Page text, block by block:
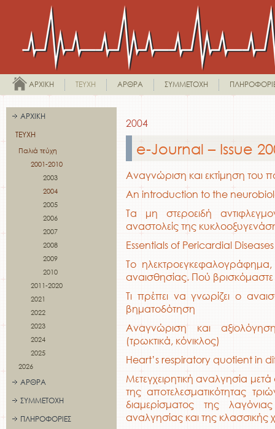
ΑΡΧΙΚΉ ΤΕΎΧΗ ΆΡΘΡΑ ΣΥΜΜΕΤΟΧΉ
ΑΡΧΙΚΉ
ΤΕΎΧΗ
Παλιά τεύχη
2001-2010
2003
2004
2005
2006
2007
2008
2009
2010
2011-2020
2021
2022
2023
2024
2025
2026
ΆΡΘΡΑ
ΣΥΜΜΕΤΟΧΉ
ΠΛΗΡΟΦΟΡΊΕΣ
2004
e-Journal – Issue
Αναγνώριση και εκτίμηση του
Αn introduction to the
Τα μη στεροειδή
αναστολείς της
Essentials of Pericardial Diseases
Το
αναισθησίας. Πού
Τι πρέπει να γνωρίζει ο
βηματοδότηση
Αναγνώριση και
(τρωκτικά, κόνικλος)
Heart’s respiratory quotient in
Μετεγχειρητική αναλγησία
της αποτελεσματικότητας
διαμερίσματος της
αναλγησίας και της κλασσικής